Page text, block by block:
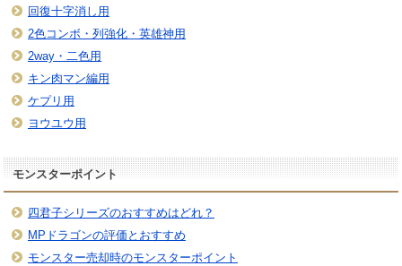
回復十字消し用
2色コンボ・列強化・英雄神用
2way・二色用
キン肉マン編用
ケプリ用
ヨウユウ用
モンスターポイント
四君子シリーズのおすすめはどれ？
MPドラゴンの評価とおすすめ
モンスター売却時のモンスターポイント